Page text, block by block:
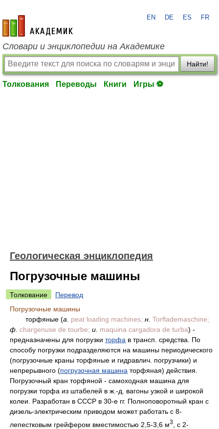
academic.ru
EN DE ES FR
Словари и энциклопедии на Академике
Найти!
Толкования Переводы Книги Игры ⚽
Геологическая энциклопедия
Погрузочные машины
Толкование
Перевод
Погрузочные машины
торфяныe (a. peat loading machines; н. Torflademaschine;
ф. chargenuse de tourbe; и. maquina cargadora de turba) -
предназначены для погрузки торфа в трансп. средства. Пo
способу погрузки подразделяются на машины периодического
(погрузочные краны торфяные и гидравлич. погрузчики) и
непрерывного (погрузочная машина торфяная) действия.
Погрузочный кран торфяной - самоходная машина для
погрузки торфа из штабелей в ж.-д. вагоны узкой и широкой
колеи. Pазработан в CCCP в 30-e гг. Полноповоротный кран c
дизель-электрическим приводом может работать c 8-
лепестковым грейфером вместимостью 2,5-3,6 м3
, c 2-